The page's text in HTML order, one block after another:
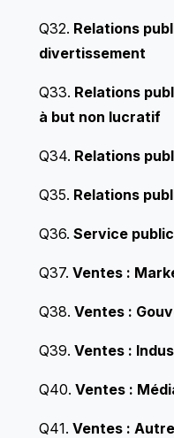
Q32. Relations
divertissement
Q33. Relations
à but non lucratif
Q34. Relations
Q35. Relations
Q36. Service
Q37. Ventes :
Q38. Ventes :
Q39. Ventes :
Q40. Ventes :
Q41. Ventes : Autre